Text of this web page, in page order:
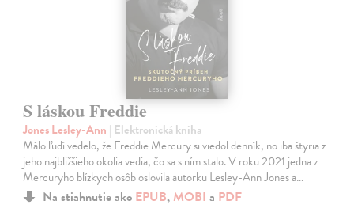
S láskou Freddie
Jones Lesley-Ann | Elektronická kniha
Málo ľudí vedelo, že Freddie Mercury si viedol denník, no iba štyria z
jeho najbližšieho okolia vedia, čo sa s ním stalo. V roku 2021 jedna z
Mercuryho blízkych osôb oslovila autorku Lesley-Ann Jones a…
Na stiahnutie ako EPUB, MOBI a PDF